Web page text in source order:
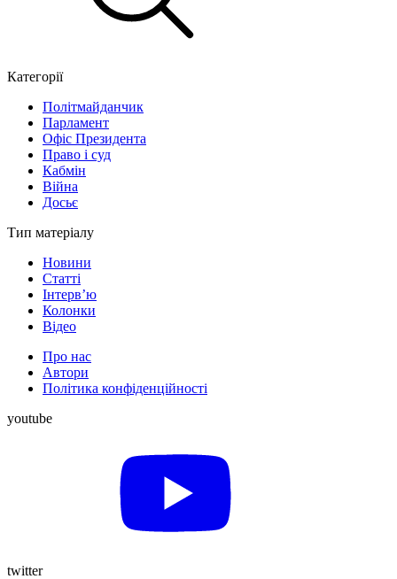
Категорії
Політмайданчик
Парламент
Офіс Президента
Право і суд
Кабмін
Війна
Досьє
Тип матеріалу
Новини
Статті
Інтерв’ю
Колонки
Відео
Про нас
Автори
Політика конфіденційності
youtube
twitter